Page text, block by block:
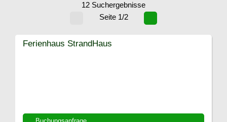
12 Suchergebnisse
Seite 1/2
Ferienhaus StrandHaus